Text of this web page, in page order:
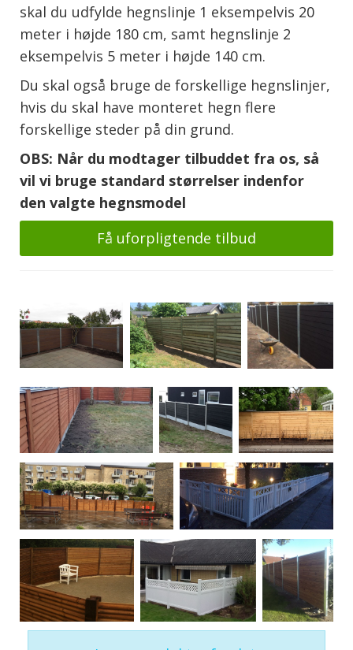
skal du udfylde hegnslinje 1 eksempelvis 20
meter i højde 180 cm, samt hegnslinje 2
eksempelvis 5 meter i højde 140 cm.
Du skal også bruge de forskellige hegnslinjer,
hvis du skal have monteret hegn flere
forskellige steder på din grund.
OBS: Når du modtager tilbuddet fra os, så
vil vi bruge standard størrelser indenfor
den valgte hegnsmodel